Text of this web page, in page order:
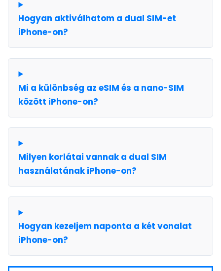
Hogyan aktiválhatom a dual SIM-et
iPhone-on?
Mi a különbség az eSIM és a nano-SIM
között iPhone-on?
Milyen korlátai vannak a dual SIM
használatának iPhone-on?
Hogyan kezeljem naponta a két vonalat
iPhone-on?